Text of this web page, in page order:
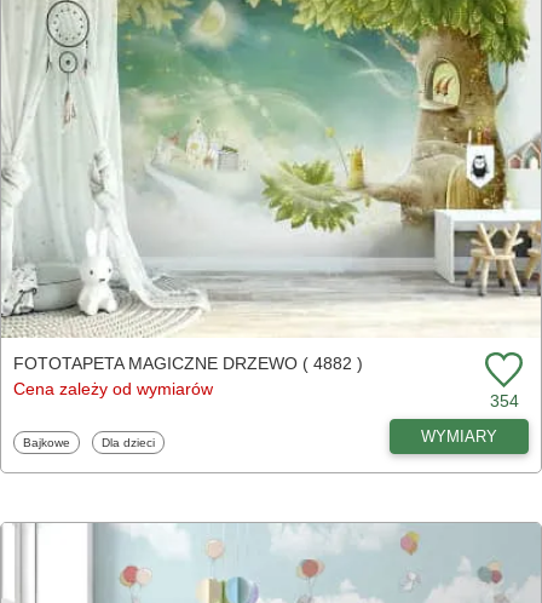
FOTOTAPETA MAGICZNE DRZEWO ( 4882 )
Cena zależy od wymiarów
354
Fototapety
Bajkowe Fototapety
Dla dzieci WYMIARY